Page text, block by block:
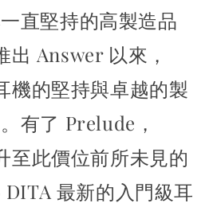
直堅持的高製造品
出 Answer 以來，
機的堅持與卓越的製
有了 Prelude，
至此價位前所未見的
DITA 最新的入門級耳